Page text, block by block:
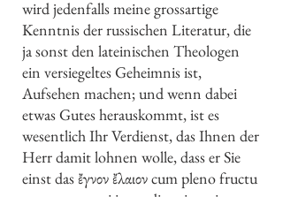
wird jedenfalls meine grossartige
Kenntnis der russischen Literatur, die
ja sonst den lateinischen Theologen
ein versiegeltes Geheimnis ist,
Aufsehen machen; und wenn dabei
etwas Gutes herauskommt, ist es
wesentlich Ihr Verdienst, das Ihnen der
Herr damit lohnen wolle, dass er Sie
einst das ἔγνον ἔλαιον cum pleno fructu